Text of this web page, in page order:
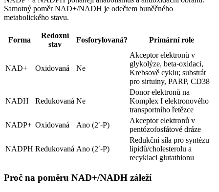
Samotný poměr NAD+/NADH je odečtem buněčného
metabolického stavu.
Forma
Redoxní
stav
Fosforylovaná? Primární role
NAD+ Oxidovaná Ne
Akceptor elektronů v
glykolýze, beta-oxidaci,
Krebsově cyklu; substrát
pro sirtuiny, PARP, CD38
NADH Redukovaná Ne
Donor elektronů na
Komplex I elektronového
transportního řetězce
NADP+ Oxidovaná Ano (2′-P)
Akceptor elektronů v
pentózofosfátové dráze
NADPH Redukovaná Ano (2′-P)
Redukční síla pro syntézu
lipidů/cholesterolu a
recyklaci glutathionu
Proč na poměru NAD+/NADH záleží